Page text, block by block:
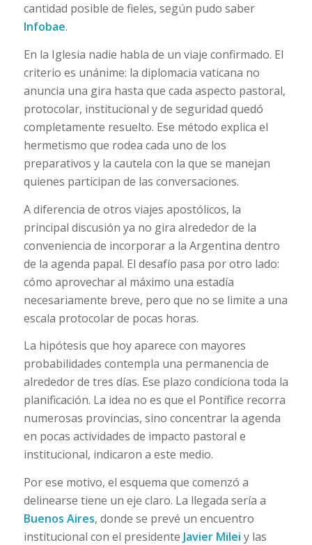
cantidad posible de fieles, según pudo saber
Infobae.
En la Iglesia nadie habla de un viaje confirmado. El
criterio es unánime: la diplomacia vaticana no
anuncia una gira hasta que cada aspecto pastoral,
protocolar, institucional y de seguridad quedó
completamente resuelto. Ese método explica el
hermetismo que rodea cada uno de los
preparativos y la cautela con la que se manejan
quienes participan de las conversaciones.
A diferencia de otros viajes apostólicos, la
principal discusión ya no gira alrededor de la
conveniencia de incorporar a la Argentina dentro
de la agenda papal. El desafío pasa por otro lado:
cómo aprovechar al máximo una estadía
necesariamente breve, pero que no se limite a una
escala protocolar de pocas horas.
La hipótesis que hoy aparece con mayores
probabilidades contempla una permanencia de
alrededor de tres días. Ese plazo condiciona toda la
planificación. La idea no es que el Pontífice recorra
numerosas provincias, sino concentrar la agenda
en pocas actividades de impacto pastoral e
institucional, indicaron a este medio.
Por ese motivo, el esquema que comenzó a
delinearse tiene un eje claro. La llegada sería a
Buenos Aires, donde se prevé un encuentro
institucional con el presidente Javier Milei y las